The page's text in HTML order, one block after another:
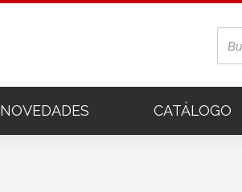
NOVEDADES CATÁLOGO